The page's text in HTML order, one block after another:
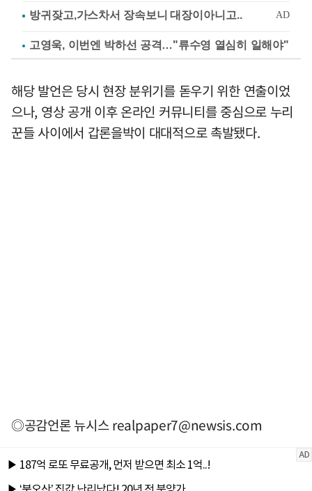
고영욱, 이번엔 박하선 공격…"류수영 열심히 일해야"
해당 발언은 당시 현장 분위기를 돋우기 위한 연출이었
으나, 영상 공개 이후 온라인 커뮤니티를 중심으로 누리
꾼들 사이에서 갑론을박이 대대적으로 촉발됐다.
◎공감언론 뉴시스realpaper7@newsis.com